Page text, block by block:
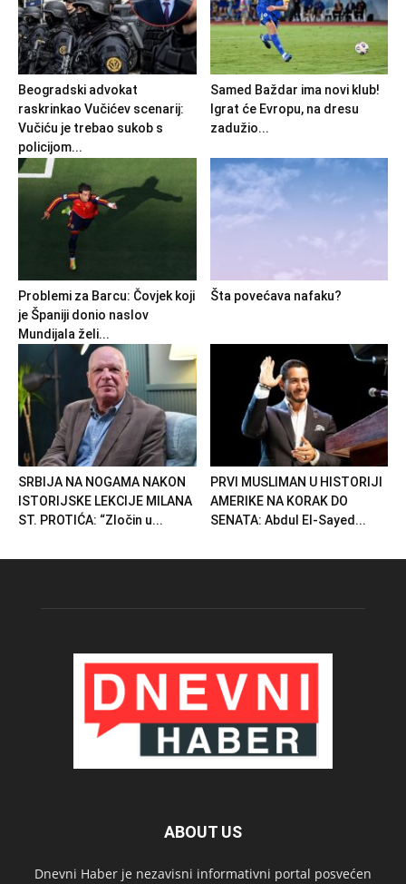
Beogradski advokat
raskrinkao Vučićev scenarij:
Vučiću je trebao sukob s
policijom...
Samed Baždar ima novi klub!
Igrat će Evropu, na dresu
zadužio...
Problemi za Barcu: Čovjek koji
je Španiji donio naslov
Mundijala želi...
Šta povećava nafaku?
SRBIJA NA NOGAMA NAKON
ISTORIJSKE LEKCIJE MILANA
ST. PROTIĆA: “Zločin u...
PRVI MUSLIMAN U HISTORIJI
AMERIKE NA KORAK DO
SENATA: Abdul El-Sayed...
ABOUT US
Dnevni Haber je nezavisni informativni portal posvećen